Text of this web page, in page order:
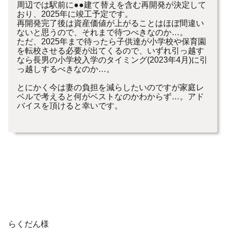
周辺では駅前に●●建て替えを含む再開発が決定して
おり、2025年に竣工予定です。
再開発完了後は資産価値が上がることはほぼ間違い
ないと思うので、それまで待つべきなのか…。
ただ、2025年まで待ったら子供達が小学校や保育園
を転校させる必要が出てくるので、いずれ引っ越す
なら長男の小学校入学のタイミング(2023年4月)に引
っ越しするべきなのか…。
とにかく今は妻の負担を減らしたいのですが家庭レ
ベルで考えると何がベストなのかわからず…。アド
バイスを頂けると幸いです。
らくだん様